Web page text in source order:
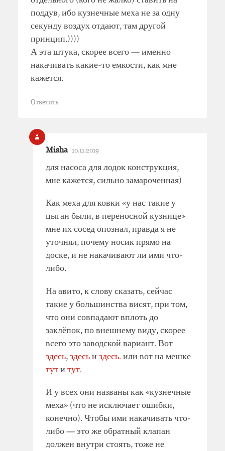
поддув, ибо кузнечные меха не за одну
секунду воздух отдают, там другой
принцип.))))
А эта штука, скорее всего — именно
накачивать какие-то емкости, как мне
кажется.
Ответить
Misha 10.11.2019
для насоса для лодок конструкция,
мне кажется, сильно замароченная)
Как меха для ковки «у нас такие у
цыган были, в переносной кузнице»
мне их сосед опознал, правда я не
уточнял, почему носик прямо на
доске, и не накачивают ли ими что-
либо.
На авито, к слову сказать, сейчас
такие у большинства висят, при том,
что они совпадают вплоть до
заклёпок, по внешнему виду, скорее
всего это заводской вариант. Вот
здесь,здесьи здесь. или вот на мешке
тути тут.
И у всех они названы как «кузнечные
меха» (что не исключает ошибки,
конечно). Чтобы ими накачивать что-
либо — это же обратный клапан
должен внутри стоять, тоже не